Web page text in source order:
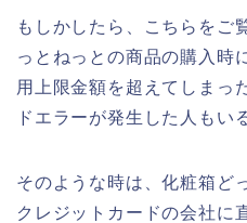
もしかしたら、こちらをご
っとねっとの商品の購入時
用上限金額を超えてしまっ
ドエラーが発生した人もい
そのような時は、化粧箱ど
クレジットカードの会社に